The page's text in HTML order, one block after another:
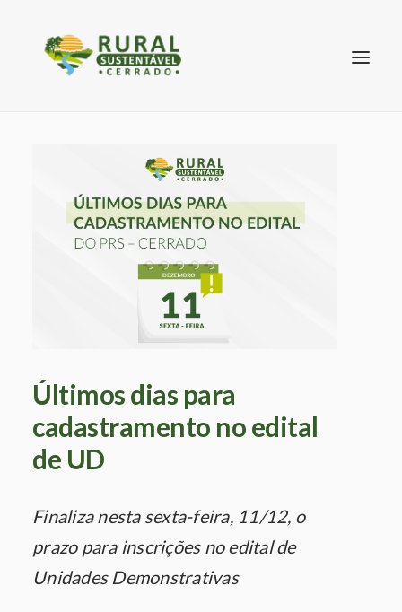
SEARCH
Últimos dias para
cadastramento no edital
de UD
Finaliza nesta sexta-feira, 11/12, o
prazo para inscrições no edital de
Unidades Demonstrativas